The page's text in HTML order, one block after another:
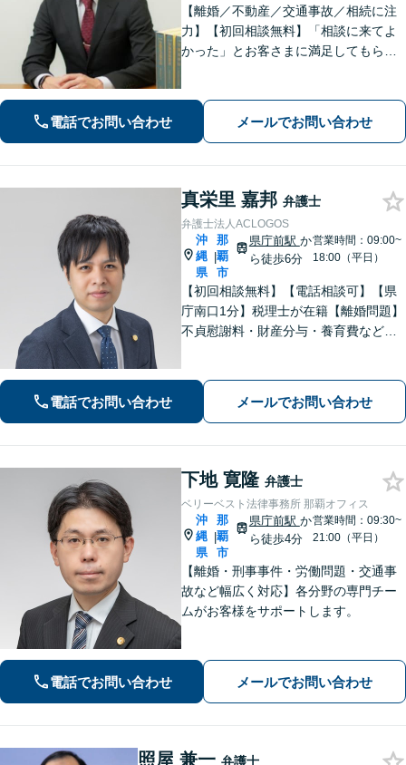
【離婚／不動産／交通事故／相続に注
力】【初回相談無料】「相談に来てよ
かった」とお客さまに満足してもらう
く、丁寧なヒアリングで皆様のお気持
ちに寄り添います。
電話でお問い合わせ メールでお問い合わせ
真栄里 嘉邦 弁護士
弁護士法人ACLOGOS
沖
縄
県
|
那
覇
市
県庁前駅 か
ら徒歩6分
営業時間：09:00~
18:00（平日）
【初回相談無料】【電話相談可】【県
庁南口1分】税理士が在籍【離婚問題】
不貞慰謝料・財産分与・養育費など。
額）・明け渡し請求・立退料増額など
に対応。交渉から訴訟までお任せくだ
電話でお問い合わせ メールでお問い合わせ
下地 寛隆 弁護士
ベリーベスト法律事務所 那覇オフィス
沖
縄
県
|
那
覇
市
県庁前駅 か
ら徒歩4分
営業時間：09:30~
21:00（平日）
【離婚・刑事事件・労働問題・交通事
故など幅広く対応】各分野の専門チー
ムがお客様をサポートします。
電話でお問い合わせ メールでお問い合わせ
照屋 兼一 弁護士